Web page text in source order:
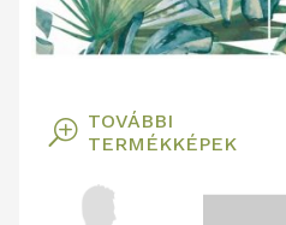
T TOVÁBBI
TERMÉKKÉPEK